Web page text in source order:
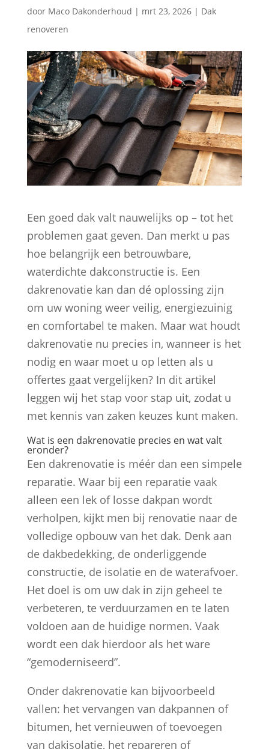
door Maco Dakonderhoud | mrt 23, 2026| Dak
renoveren
Een goed dak valt nauwelijks op – tot het
problemen gaat geven. Dan merkt u pas
hoe belangrijk een betrouwbare,
waterdichte dakconstructie is. Een
dakrenovatie kan dan dé oplossing zijn
om uw woning weer veilig, energiezuinig
en comfortabel te maken. Maar wat houdt
dakrenovatie nu precies in, wanneer is het
nodig en waar moet u op letten als u
offertes gaat vergelijken? In dit artikel
leggen wij het stap voor stap uit, zodat u
met kennis van zaken keuzes kunt maken.
Wat is een dakrenovatie precies en wat valt
eronder?
Een dakrenovatie is méér dan een simpele
reparatie. Waar bij een reparatie vaak
alleen een lek of losse dakpan wordt
verholpen, kijkt men bij renovatie naar de
volledige opbouw van het dak. Denk aan
de dakbedekking, de onderliggende
constructie, de isolatie en de waterafvoer.
Het doel is om uw dak in zijn geheel te
verbeteren, te verduurzamen en te laten
voldoen aan de huidige normen. Vaak
wordt een dak hierdoor als het ware
“gemoderniseerd”.
Onder dakrenovatie kan bijvoorbeeld
vallen: het vervangen van dakpannen of
bitumen, het vernieuwen of toevoegen
van dakisolatie, het repareren of